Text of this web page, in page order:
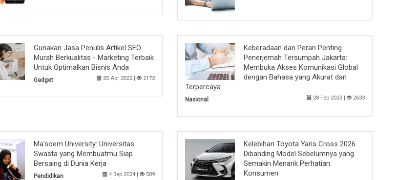
Gunakan Jasa Penulis Artikel SEO
Murah Berkualitas - Marketing Terbaik
Untuk Optimalkan Bisnis Anda
Gadget 25 Apr 2022 | 2172
Keberadaan dan Peran Penting
Penerjemah Tersumpah Jakarta:
Membuka Akses Komunikasi Global
dengan Bahasa yang Akurat dan
Terpercaya
Nasional 28 Feb 2023 | 2633
Ma'soem University: Universitas
Swasta yang Membuatmu Siap
Bersaing di Dunia Kerja
Pendidikan 4 Sep 2024 | 509
Kelebihan Toyota Yaris Cross 2026
Dibanding Model Sebelumnya yang
Semakin Menarik Perhatian
Konsumen